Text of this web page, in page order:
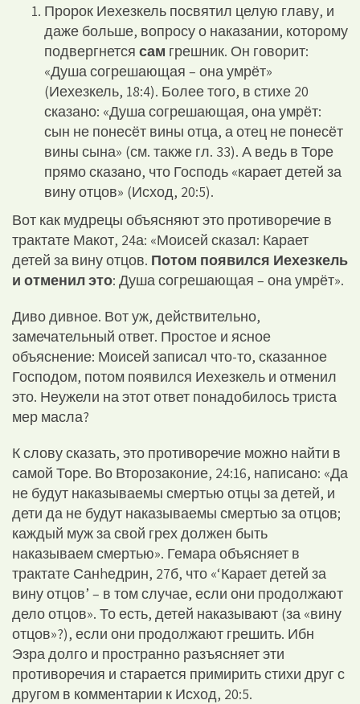
Пророк Иехезкель посвятил целую главу, и
даже больше, вопросу о наказании, которому
подвергнется сам грешник. Он говорит:
«Душа согрешающая – она умрёт»
(Иехезкель, 18:4). Более того, в стихе 20
сказано: «Душа согрешающая, она умрёт:
сын не понесёт вины отца, а отец не понесёт
вины сына» (см. также гл. 33). А ведь в Торе
прямо сказано, что Господь «карает детей за
вину отцов» (Исход, 20:5).
Вот как мудрецы объясняют это противоречие в
трактате Макот, 24а: «Моисей сказал: Карает
детей за вину отцов. Потом появился Иехезкель
и отменил это: Душа согрешающая – она умрёт».
Диво дивное. Вот уж, действительно,
замечательный ответ. Простое и ясное
объяснение: Моисей записал что-то, сказанное
Господом, потом появился Иехезкель и отменил
это. Неужели на этот ответ понадобилось триста
мер масла?
К слову сказать, это противоречие можно найти в
самой Торе. Во Второзаконие, 24:16, написано: «Да
не будут наказываемы смертью отцы за детей, и
дети да не будут наказываемы смертью за отцов;
каждый муж за свой грех должен быть
наказываем смертью». Гемара объясняет в
трактате Санhедрин, 27б, что «‘Карает детей за
вину отцов’ – в том случае, если они продолжают
дело отцов». То есть, детей наказывают (за «вину
отцов»?), если они продолжают грешить. Ибн
Эзра долго и пространно разъясняет эти
противоречия и старается примирить стихи друг с
другом в комментарии к Исход, 20:5.